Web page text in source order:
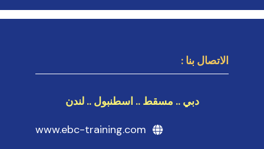
الاتصال بنا :
دبي .. مسقط .. اسطنبول .. لندن
www.ebc-training.com